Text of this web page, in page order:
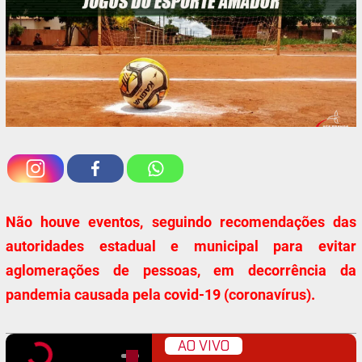
Não houve eventos, seguindo recomendações das
autoridades estadual e municipal para evitar
aglomerações de pessoas, em decorrência da
pandemia causada pela covid-19 (coronavírus).
AO VIVO